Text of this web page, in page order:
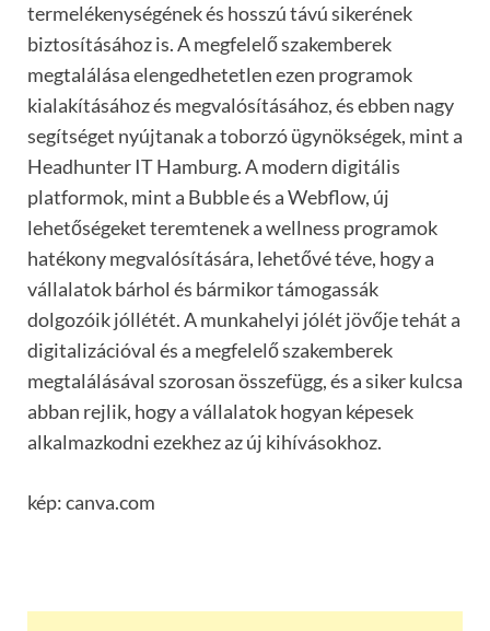
termelékenységének és hosszú távú sikerének
biztosításához is. A megfelelő szakemberek
megtalálása elengedhetetlen ezen programok
kialakításához és megvalósításához, és ebben nagy
segítséget nyújtanak a toborzó ügynökségek, mint a
Headhunter IT Hamburg. A modern digitális
platformok, mint a Bubble és a Webflow, új
lehetőségeket teremtenek a wellness programok
hatékony megvalósítására, lehetővé téve, hogy a
vállalatok bárhol és bármikor támogassák
dolgozóik jóllétét. A munkahelyi jólét jövője tehát a
digitalizációval és a megfelelő szakemberek
megtalálásával szorosan összefügg, és a siker kulcsa
abban rejlik, hogy a vállalatok hogyan képesek
alkalmazkodni ezekhez az új kihívásokhoz.
kép: canva.com